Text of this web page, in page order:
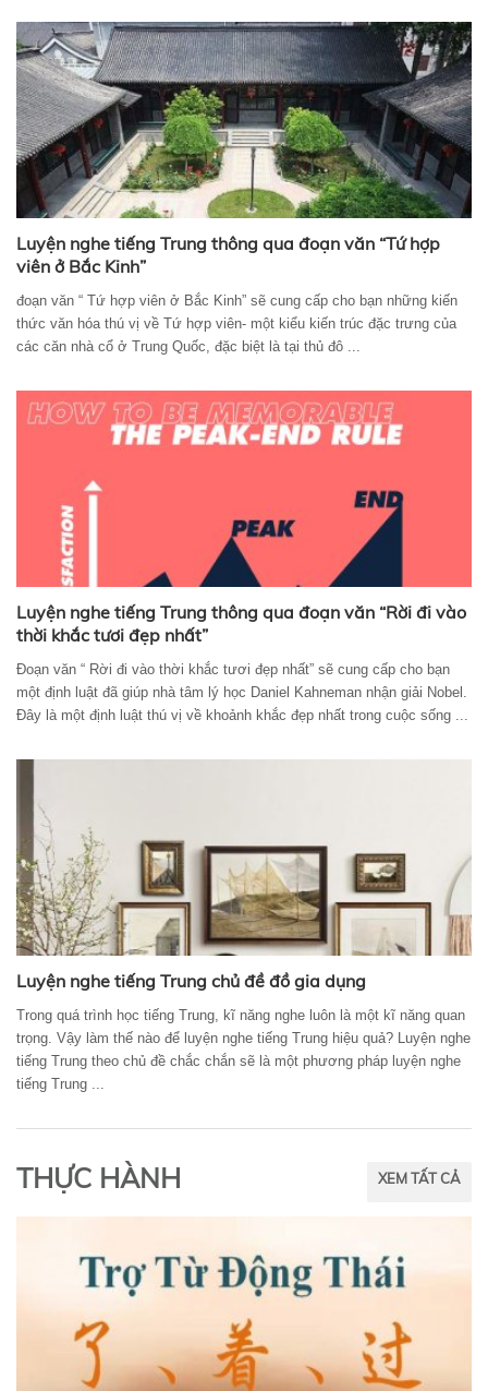
Luyện nghe tiếng Trung thông qua đoạn văn “Tứ hợp
viên ở Bắc Kinh”
đoạn văn “ Tứ hợp viên ở Bắc Kinh” sẽ cung cấp cho bạn những kiến
thức văn hóa thú vị về Tứ hợp viên- một kiểu kiến trúc đặc trưng của
các căn nhà cổ ở Trung Quốc, đặc biệt là tại thủ đô ...
Luyện nghe tiếng Trung thông qua đoạn văn “Rời đi vào
thời khắc tươi đẹp nhất”
Đoạn văn “ Rời đi vào thời khắc tươi đẹp nhất” sẽ cung cấp cho bạn
một định luật đã giúp nhà tâm lý học Daniel Kahneman nhận giải Nobel.
Đây là một định luật thú vị về khoảnh khắc đẹp nhất trong cuộc sống ...
Luyện nghe tiếng Trung chủ đề đồ gia dụng
Trong quá trình học tiếng Trung, kĩ năng nghe luôn là một kĩ năng quan
trọng. Vậy làm thế nào để luyện nghe tiếng Trung hiệu quả? Luyện nghe
tiếng Trung theo chủ đề chắc chắn sẽ là một phương pháp luyện nghe
tiếng Trung ...
THỰC HÀNH XEM TẤT CẢ